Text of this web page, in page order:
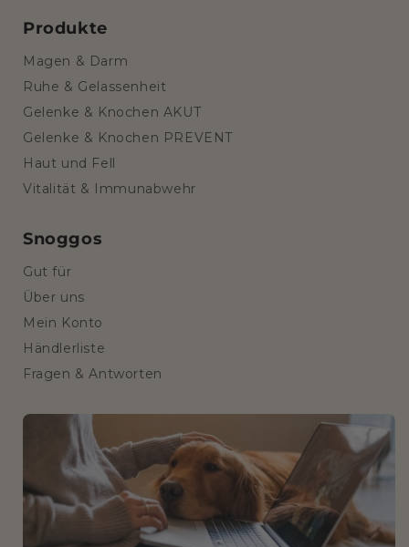
Produkte
Magen & Darm
Ruhe & Gelassenheit
Gelenke & Knochen AKUT
Gelenke & Knochen PREVENT
Haut und Fell
Vitalität & Immunabwehr
Snoggos
Gut für
Über uns
Mein Konto
Händlerliste
Fragen & Antworten